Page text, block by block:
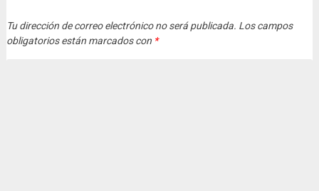
Tu dirección de correo electrónico no será publicada. Los campos
obligatorios están marcados con *